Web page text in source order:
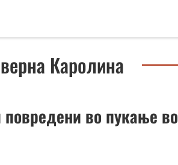
Каролина
во пукање во